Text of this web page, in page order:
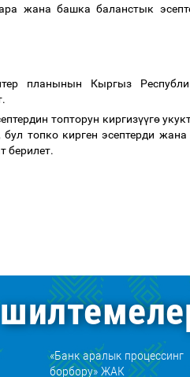
жана башка баланстык
планынын Кыргыз
.
топторун киргизүүгө
топко кирген эсептерди
берилет.
«Банк аралык процессинг
борбору» ЖАК